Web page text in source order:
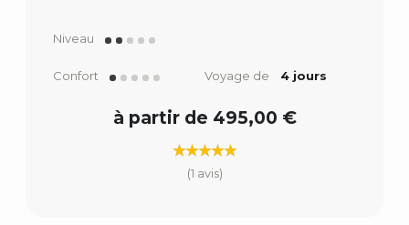
Niveau
Confort Voyage de 4 jours
à partir de 495,00 €
(1 avis)